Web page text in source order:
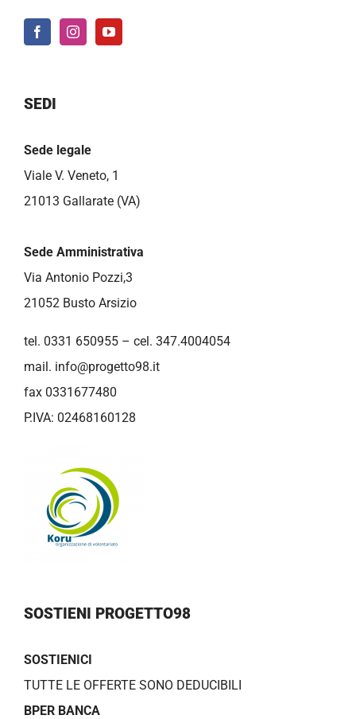
SEDI
Sede legale
Viale V. Veneto, 1
21013 Gallarate (VA)
Sede Amministrativa
Via Antonio Pozzi,3
21052 Busto Arsizio
tel. 0331 650955 – cel. 347.4004054
mail. info@progetto98.it
fax 0331677480
P.IVA: 02468160128
SOSTIENI PROGETTO98
SOSTIENICI
TUTTE LE OFFERTE SONO DEDUCIBILI
BPER BANCA